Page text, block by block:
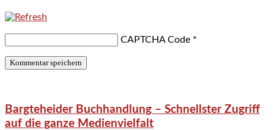
CAPTCHA Code *
Bargteheider Buchhandlung – Schnellster Zugriff
auf die ganze Medienvielfalt